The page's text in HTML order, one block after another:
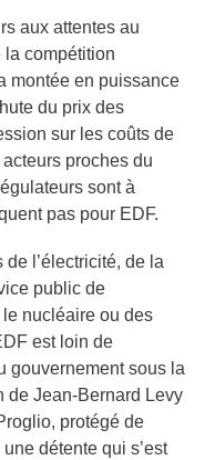
aux attentes au
la compétition
montée en puissance
du prix des
sur les coûts de
proches du
sont à
pas pour EDF.
de l’électricité, de la
public de
le nucléaire ou des
est loin de
gouvernement sous la
de Jean-Bernard Levy
protégé de
détente qui s’est